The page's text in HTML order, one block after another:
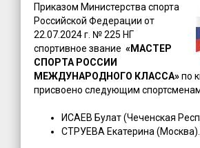
Приказом Министерства спорта
Российской Федерации от
22.07.2024 г. № 225 НГ
спортивное звание«МАСТЕР
СПОРТА РОССИИ
МЕЖДУНАРОДНОГО КЛАССА»по
присвоено следующим
ИСАЕВ Булат (Чеченская
СТРУЕВА Екатерина (Москва).